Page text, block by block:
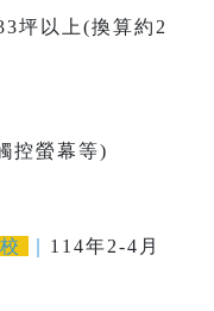
坪以上(換算約2
控螢幕等)
114年2-4月